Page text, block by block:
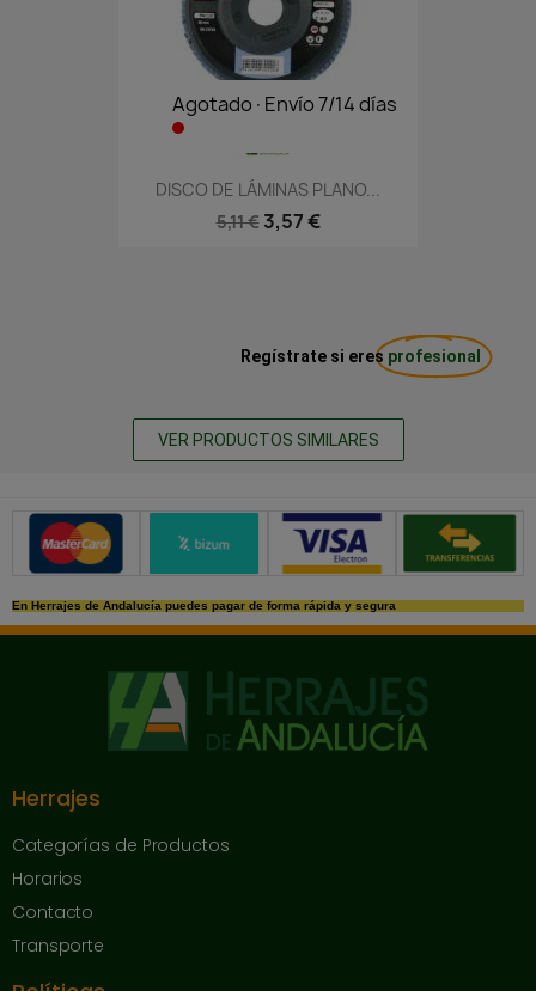
Agotado·Envío 7/14 días
DISCO DE LÁMINAS PLANO...
5,11 € 3,57 €
Regístrate si eres profesional
VER PRODUCTOS SIMILARES
Métodos de pago seguros
En Herrajes de Andalucía puedes pagar de forma rápida y segura
Herrajes
Categorías de Productos
Horarios
Contacto
Transporte